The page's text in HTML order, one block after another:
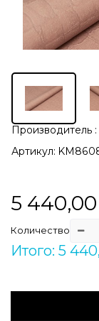
Производитель :
Артикул:
5 440,00
Количество
Итого: 5